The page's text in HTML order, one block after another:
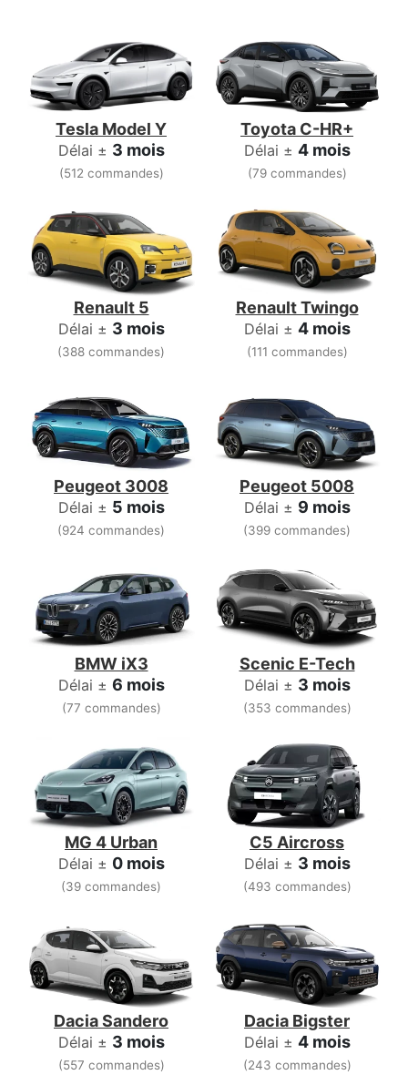
Tesla Model Y
Délai ± 3 mois
(512 commandes)
Toyota C-HR+
Délai ± 4 mois
(79 commandes)
Renault 5
Délai ± 3 mois
(388 commandes)
Renault Twingo
Délai ± 4 mois
(111 commandes)
Peugeot 3008
Délai ± 5 mois
(924 commandes)
Peugeot 5008
Délai ± 9 mois
(399 commandes)
BMW iX3
Délai ± 6 mois
(77 commandes)
Scenic E-Tech
Délai ± 3 mois
(353 commandes)
MG 4 Urban
Délai ± 0 mois
(39 commandes)
C5 Aircross
Délai ± 3 mois
(493 commandes)
Dacia Sandero
Délai ± 3 mois
(557 commandes)
Dacia Bigster
Délai ± 4 mois
(243 commandes)